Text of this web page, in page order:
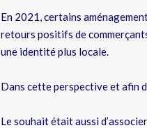
En 2021, certains
retours positifs de
une identité plus locale.
Dans cette perspective et afin
Le souhait était aussi